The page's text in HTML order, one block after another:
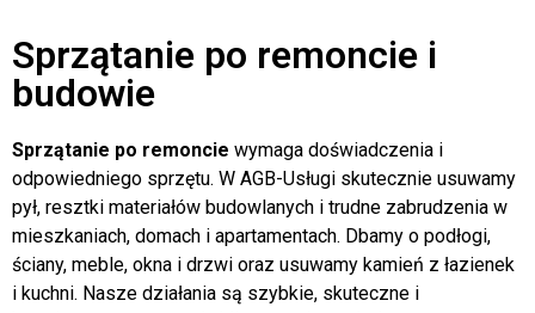
a wnętrza stają się gotowe do użytkowania w krótkim czasie.
Sprzątanie po remoncie i
budowie
Sprzątanie po remonciewymaga doświadczenia i
odpowiedniego sprzętu. W AGB-Usługi skutecznie usuwamy
pył, resztki materiałów budowlanych i trudne zabrudzenia w
mieszkaniach, domach i apartamentach. Dbamy o podłogi,